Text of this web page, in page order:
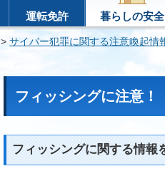
運転免許 暮らしの安全
> サイバー犯罪に関する注意喚起情
フィッシングに注意！
フィッシングに関する情報